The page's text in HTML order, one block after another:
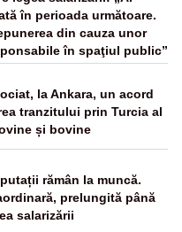
în perioada următoare.
din cauza unor
în spaţiul public”
la Ankara, un acord
tranzitului prin Turcia al
și bovine
rămân la muncă.
prelungită până
salarizării